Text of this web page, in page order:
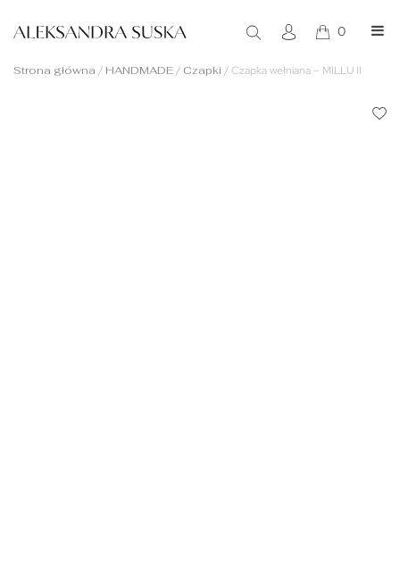
0
Strona główna / HANDMADE/ Czapki /Czapka wełniana – MILLU II